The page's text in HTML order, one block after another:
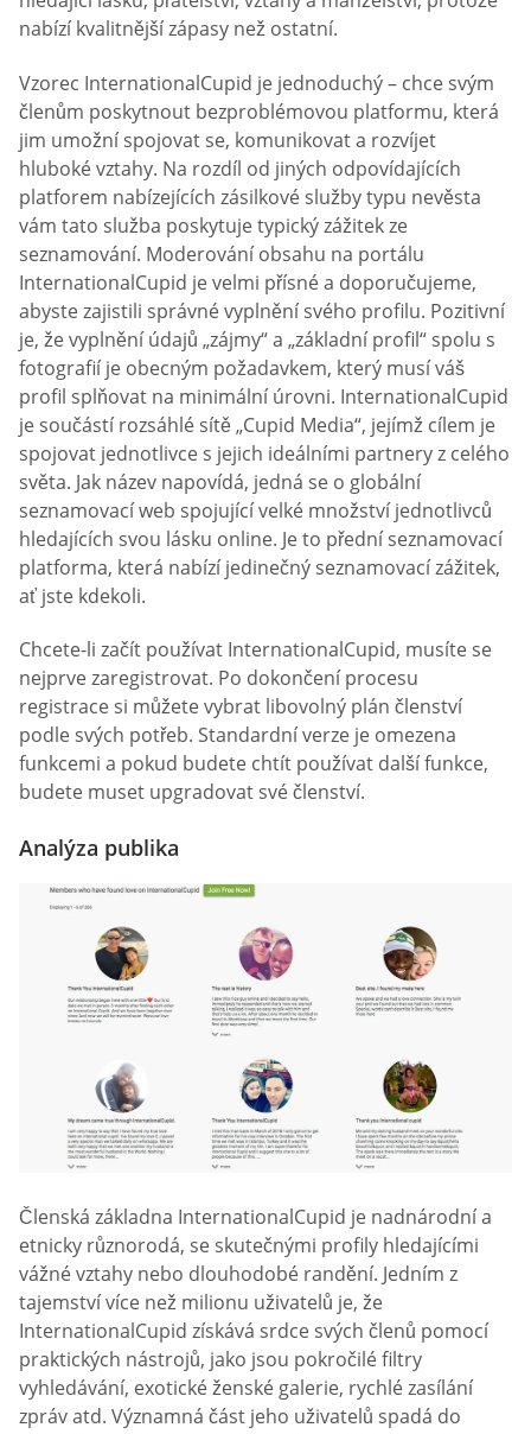
nabízí kvalitnější zápasy než ostatní.
Vzorec InternationalCupid je jednoduchý – chce svým
členům poskytnout bezproblémovou platformu, která
jim umožní spojovat se, komunikovat a rozvíjet
hluboké vztahy. Na rozdíl od jiných odpovídajících
platforem nabízejících zásilkové služby typu nevěsta
vám tato služba poskytuje typický zážitek ze
seznamování. Moderování obsahu na portálu
InternationalCupid je velmi přísné a doporučujeme,
abyste zajistili správné vyplnění svého profilu. Pozitivní
je, že vyplnění údajů „zájmy“ a „základní profil“ spolu s
fotografií je obecným požadavkem, který musí váš
profil splňovat na minimální úrovni. InternationalCupid
je součástí rozsáhlé sítě „Cupid Media“, jejímž cílem je
spojovat jednotlivce s jejich ideálními partnery z celého
světa. Jak název napovídá, jedná se o globální
seznamovací web spojující velké množství jednotlivců
hledajících svou lásku online. Je to přední seznamovací
platforma, která nabízí jedinečný seznamovací zážitek,
ať jste kdekoli.
Chcete-li začít používat InternationalCupid, musíte se
nejprve zaregistrovat. Po dokončení procesu
registrace si můžete vybrat libovolný plán členství
podle svých potřeb. Standardní verze je omezena
funkcemi a pokud budete chtít používat další funkce,
budete muset upgradovat své členství.
Analýza publika
Členská základna InternationalCupid je nadnárodní a
etnicky různorodá, se skutečnými profily hledajícími
vážné vztahy nebo dlouhodobé randění. Jedním z
tajemství více než milionu uživatelů je, že
InternationalCupid získává srdce svých členů pomocí
praktických nástrojů, jako jsou pokročilé filtry
vyhledávání, exotické ženské galerie, rychlé zasílání
zpráv atd. Významná část jeho uživatelů spadá do